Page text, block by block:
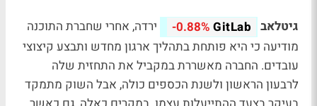
גיטלאב GitLab
-0.88%
ירדה, אחרי שחברת התוכנה
מודיעה כי היא פותחת בתהליך ארגון מחדש ותבצע קיצוצי
עובדים. החברה מאשררת במקביל את התחזית שלה
לרבעון הראשון ולשנת הכספים כולה, אבל השוק מתמקד